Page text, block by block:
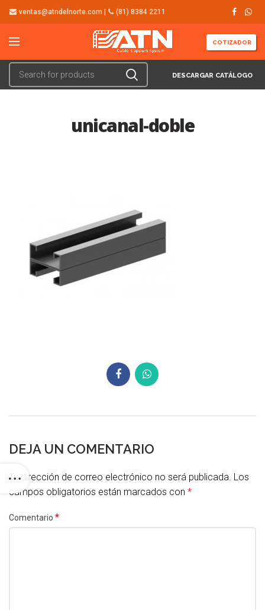
ventas@atndelnorte.com | (81) 8384 2211
COTIZADOR
DESCARGAR CATÁLOGO
unicanal-doble
DEJA UN COMENTARIO
Tu dirección de correo electrónico no será publicada. Los
campos obligatorios están marcados con *
Comentario *